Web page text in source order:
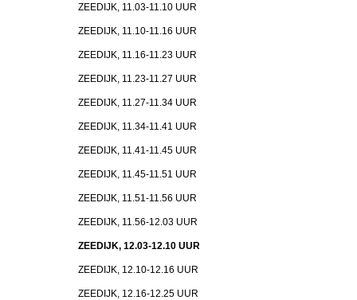
ZEEDIJK, 11.03-11.10 UUR
ZEEDIJK, 11.10-11.16 UUR
ZEEDIJK, 11.16-11.23 UUR
ZEEDIJK, 11.23-11.27 UUR
ZEEDIJK, 11.27-11.34 UUR
ZEEDIJK, 11.34-11.41 UUR
ZEEDIJK, 11.41-11.45 UUR
ZEEDIJK, 11.45-11.51 UUR
ZEEDIJK, 11.51-11.56 UUR
ZEEDIJK, 11.56-12.03 UUR
ZEEDIJK, 12.03-12.10 UUR
ZEEDIJK, 12.10-12.16 UUR
ZEEDIJK, 12.16-12.25 UUR